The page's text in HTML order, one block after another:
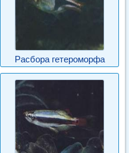
Расбора гетероморфа